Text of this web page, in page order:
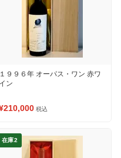
１９９６年 オーパス・ワン 赤ワ
イン
税込
在庫2